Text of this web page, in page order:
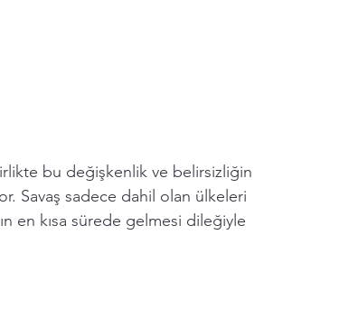
bu değişkenlik ve belirsizliğin
Savaş sadece dahil olan ülkeleri
en kısa sürede gelmesi dileğiyle